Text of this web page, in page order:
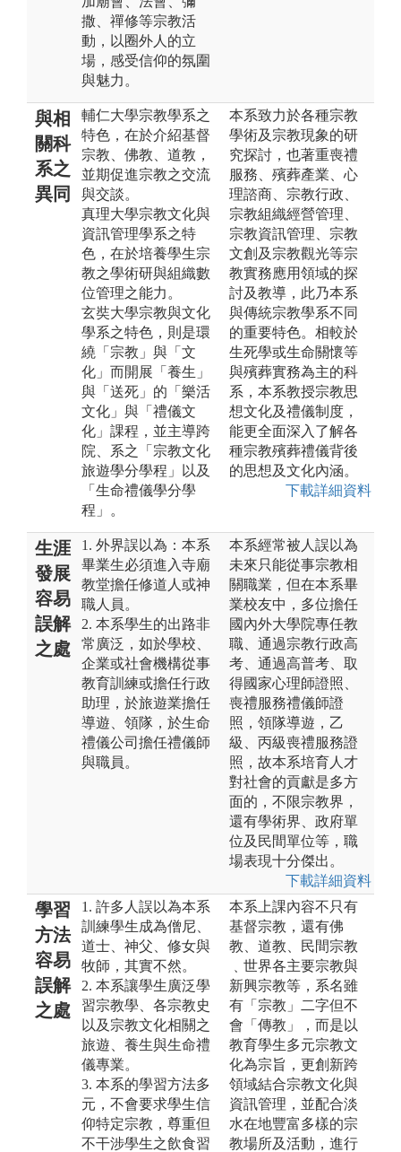
撒、禪修等宗教活
動，以圈外人的立
場，感受信仰的氛圍
與魅力。
與相
關科
系之
異同
輔仁大學宗教學系之
特色，在於介紹基督
宗教、佛教、道教，
並期促進宗教之交流
與交談。
真理大學宗教文化與
資訊管理學系之特
色，在於培養學生宗
教之學術研與組織數
位管理之能力。
玄奘大學宗教與文化
學系之特色，則是環
繞「宗教」與「文
化」而開展「養生」
與「送死」的「樂活
文化」與「禮儀文
化」課程，並主導跨
院、系之「宗教文化
旅遊學分學程」以及
「生命禮儀學分學
程」。
本系致力於各種宗教
學術及宗教現象的研
究探討，也著重喪禮
服務、殯葬產業、心
理諮商、宗教行政、
宗教組織經營管理、
宗教資訊管理、宗教
文創及宗教觀光等宗
教實務應用領域的探
討及教導，此乃本系
與傳統宗教學系不同
的重要特色。相較於
生死學或生命關懷等
與殯葬實務為主的科
系，本系教授宗教思
想文化及禮儀制度，
能更全面深入了解各
種宗教殯葬禮儀背後
的思想及文化內涵。
下載詳細資料
生涯
發展
容易
誤解
之處
1. 外界誤以為：本系
畢業生必須進入寺廟
教堂擔任修道人或神
職人員。
2. 本系學生的出路非
常廣泛，如於學校、
企業或社會機構從事
教育訓練或擔任行政
助理，於旅遊業擔任
導遊、領隊，於生命
禮儀公司擔任禮儀師
與職員。
本系經常被人誤以為
未來只能從事宗教相
關職業，但在本系畢
業校友中，多位擔任
國內外大學院專任教
職、通過宗教行政高
考、通過高普考、取
得國家心理師證照、
喪禮服務禮儀師證
照，領隊導遊，乙
級、丙級喪禮服務證
照，故本系培育人才
對社會的貢獻是多方
面的，不限宗教界，
還有學術界、政府單
位及民間單位等，職
場表現十分傑出。
下載詳細資料
學習
方法
容易
誤解
之處
1. 許多人誤以為本系
訓練學生成為僧尼、
道士、神父、修女與
牧師，其實不然。
2. 本系讓學生廣泛學
習宗教學、各宗教史
以及宗教文化相關之
旅遊、養生與生命禮
儀專業。
3. 本系的學習方法多
元，不會要求學生信
仰特定宗教，尊重但
不干涉學生之飲食習
本系上課內容不只有
基督宗教，還有佛
教、道教、民間宗教
﹑世界各主要宗教與
新興宗教等，系名雖
有「宗教」二字但不
會「傳教」，而是以
教育學生多元宗教文
化為宗旨，更創新跨
領域結合宗教文化與
資訊管理，並配合淡
水在地豐富多樣的宗
教場所及活動，進行